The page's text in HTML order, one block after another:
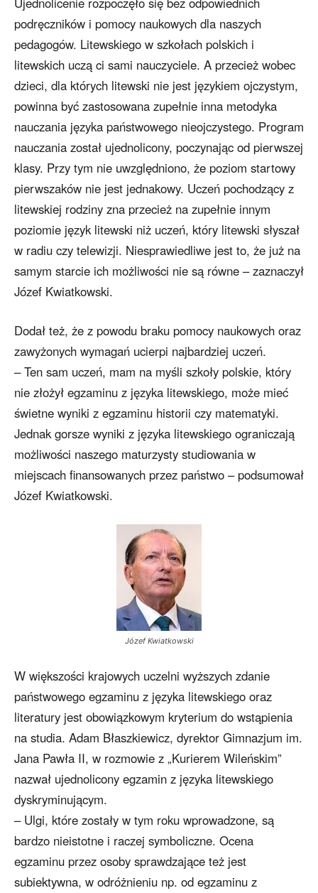
podręczników i pomocy naukowych dla naszych
pedagogów. Litewskiego w szkołach polskich i
litewskich uczą ci sami nauczyciele. A przecież wobec
dzieci, dla których litewski nie jest językiem ojczystym,
powinna być zastosowana zupełnie inna metodyka
nauczania języka państwowego nieojczystego. Program
nauczania został ujednolicony, poczynając od pierwszej
klasy. Przy tym nie uwzględniono, że poziom startowy
pierwszaków nie jest jednakowy. Uczeń pochodzący z
litewskiej rodziny zna przecież na zupełnie innym
poziomie język litewski niż uczeń, który litewski słyszał
w radiu czy telewizji. Niesprawiedliwe jest to, że już na
samym starcie ich możliwości nie są równe – zaznaczył
Józef Kwiatkowski.
Dodał też, że z powodu braku pomocy naukowych oraz
zawyżonych wymagań ucierpi najbardziej uczeń.
– Ten sam uczeń, mam na myśli szkoły polskie, który
nie złożył egzaminu z języka litewskiego, może mieć
świetne wyniki z egzaminu historii czy matematyki.
Jednak gorsze wyniki z języka litewskiego ograniczają
możliwości naszego maturzysty studiowania w
miejscach finansowanych przez państwo – podsumował
Józef Kwiatkowski.
Józef Kwiatkowski
W większości krajowych uczelni wyższych zdanie
państwowego egzaminu z języka litewskiego oraz
literatury jest obowiązkowym kryterium do wstąpienia
na studia. Adam Błaszkiewicz, dyrektor Gimnazjum im.
Jana Pawła II, w rozmowie z „Kurierem Wileńskim”
nazwał ujednolicony egzamin z języka litewskiego
dyskryminującym.
– Ulgi, które zostały w tym roku wprowadzone, są
bardzo nieistotne i raczej symboliczne. Ocena
egzaminu przez osoby sprawdzające też jest
subiektywna, w odróżnieniu np. od egzaminu z